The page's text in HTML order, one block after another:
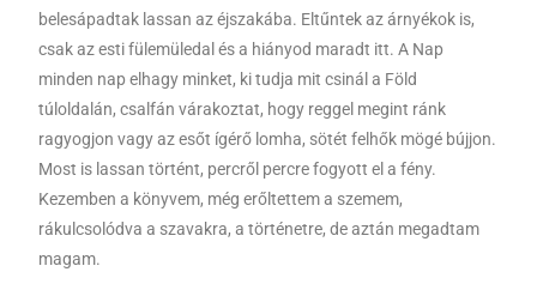
belesápadtak lassan az éjszakába. Eltűntek az árnyékok is,
csak az esti fülemüledal és a hiányod maradt itt. A Nap
minden nap elhagy minket, ki tudja mit csinál a Föld
túloldalán, csalfán várakoztat, hogy reggel megint ránk
ragyogjon vagy az esőt ígérő lomha, sötét felhők mögé bújjon.
Most is lassan történt, percről percre fogyott el a fény.
Kezemben a könyvem, még erőltettem a szemem,
rákulcsolódva a szavakra, a történetre, de aztán megadtam
magam.